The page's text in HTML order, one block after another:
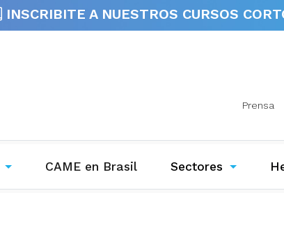
INSCRIBITE A NUESTROS CURSOS
Prensa
CAME en Brasil(current)Sectores